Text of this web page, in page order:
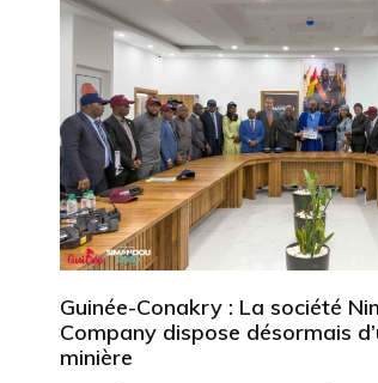
Guinée-Conakry : La société
Company dispose désormais
minière